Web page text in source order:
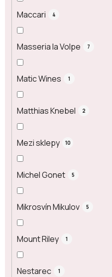
Maccari 4
Masseria la Volpe 7
Matic Wines 1
Matthias Knebel 2
Mezi sklepy 10
Michel Gonet 5
Mikrosvín Mikulov 5
Mount Riley 1
Nestarec 1